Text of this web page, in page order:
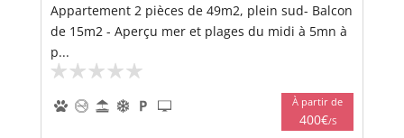
Appartement 2 pièces de 49m2, plein sud- Balcon
de 15m2 - Aperçu mer et plages du midi à 5mn à
p...
À partir de
400€/S